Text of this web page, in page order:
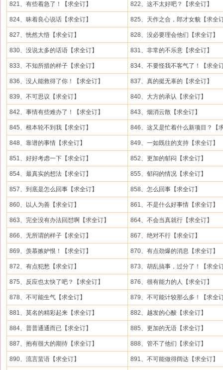
821、有些着急了！【求全订】 822、这不太好吧？【求全订】
824、昧着良心说话【求全订】 825、天作之合，郎才女貌【求全
827、恍然大悟【求全订】 828、没必要理会他们【求全订】
830、没说太多的话语【求全订】 831、非常的不乐意【求全订】
833、不知所措的样子【求全订】 834、不要怪我不客气了！【求全
836、没人能救得了你！【求全订】 837、真的挺无辜的【求全订】
839、不可思议【求全订】 840、大方的承认【求全订】
842、事情有些难办了！【求全订】 843、烟消云散【求全订】
845、根本轮不到我【求全订】 846、这又是忙着什么新项目？【
848、靠谱的事情【求全订】 849、一如既往的支持【求全订】
851、好好考虑一下【求全订】 852、更加的郁闷【求全订】
854、最真实的想法【求全订】 855、郁闷的情况【求全订】
857、到底是怎么回事【求全订】 858、怎么回事【求全订】
860、以人为善【求全订】 861、不是什么好事情【求全订】
863、完全没有办法回怼啊【求全订】 864、不会当真就行【求全订】
866、无所谓的样子【求全订】 867、绝对不行【求全订】
869、羡慕嫉妒恨！【求全订】 870、有点劲爆的消息【求全订】
872、有点犯愁【求全订】 873、胡乱搞事，过分了！【求全
875、反应也太快了吧？【求全订】 876、很有能力的人【求全订】
878、不可能生气【求全订】 879、不可能计较那么多！【求全
881、莫名的精彩起来【求全订】 882、越发的心酸【求全订】
884、普普通通而已【求全订】 885、更加的无语【求全订】
887、抱有很大的期待【求全订】 888、管不了他们【求全订】
890、流言蜚语【求全订】 891、不可能做得阔达【求全订】